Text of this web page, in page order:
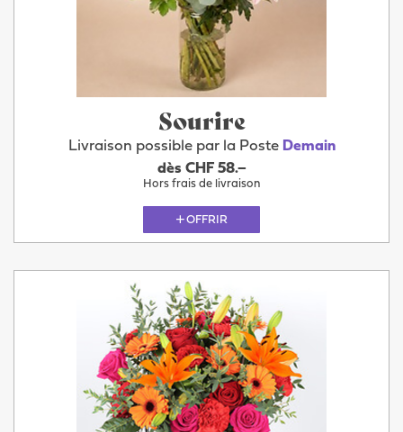
Sourire
Livraison possible par la Poste Demain
dès CHF 58.–
Hors frais de livraison
OFFRIR